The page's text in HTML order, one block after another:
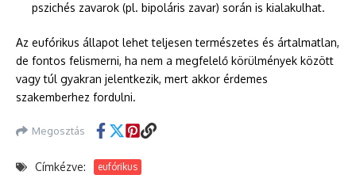
pszichés zavarok (pl. bipoláris zavar) során is kialakulhat.
Az eufórikus állapot lehet teljesen természetes és ártalmatlan,
de fontos felismerni, ha nem a megfelelő körülmények között
vagy túl gyakran jelentkezik, mert akkor érdemes
szakemberhez fordulni.
Megosztás
Címkézve: eufórikus